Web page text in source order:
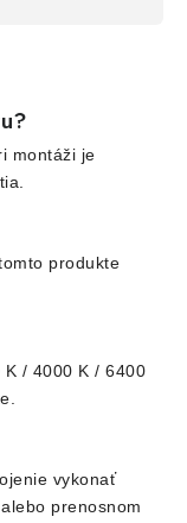
montáži je
produkte
/ 4000 K / 6400
vykonať
prenosnom